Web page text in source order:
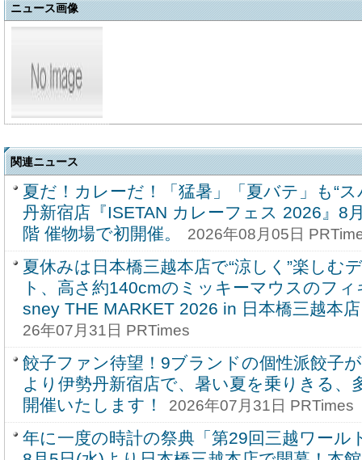
ニュース画像
関連ニュース
夏だ！カレーだ！「猛暑」「夏バテ」も“
丹新宿店『ISETAN カレーフェス 2026』8
階 催物場で初開催。
2026年08月05日
夏休みは日本橋三越本店で“涼しく”楽しむ
ト、高さ約140cmのミッキーマウスのフ
sney THE MARKET 2026 in 日本橋三越本
26年07月31日 PRTimes
餃子ファン待望！9ブランドの個性派餃子
より伊勢丹新宿店で、暑い夏を乗りきる、
開催いたします！
2026年07月31日 PRTimes
年に一度の時計の祭典「第29回三越ワール